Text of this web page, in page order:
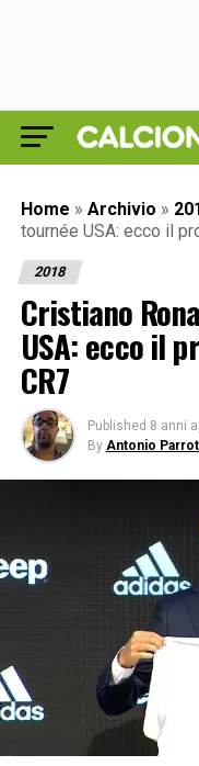
Home » Archivio »
tournée USA: ecco il
2018
Cristiano
USA: ecco il
CR7
Published 8 anni
By Antonio